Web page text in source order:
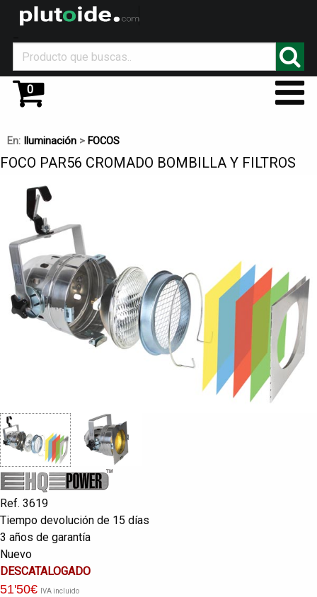
0
En: Iluminación > FOCOS
FOCO PAR56 CROMADO BOMBILLA Y FILTROS
Ref. 3619
Tiempo devolución de 15 días
3 años de garantía
Nuevo
DESCATALOGADO
51'50€ IVA incluido